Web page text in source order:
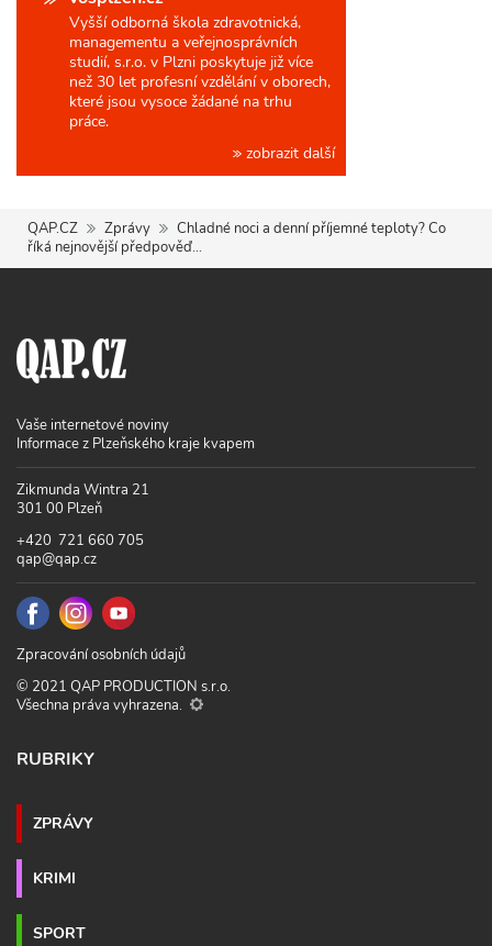
Vyšší odborná škola zdravotnická,
managementu a veřejnosprávních
studií, s.r.o. v Plzni poskytuje již více
než 30 let profesní vzdělání v oborech,
které jsou vysoce žádané na trhu
práce.
zobrazit další
QAP.CZ Zprávy
Chladné noci a denní příjemné teploty? Co
říká nejnovější předpověď...
Vaše internetové noviny
Informace z Plzeňského kraje kvapem
Zikmunda Wintra 21
301 00 Plzeň
+420 721 660 705
qap@qap.cz
Zpracování osobních údajů
© 2021 QAP PRODUCTION s.r.o.
Všechna práva vyhrazena.
RUBRIKY
ZPRÁVY
KRIMI
SPORT